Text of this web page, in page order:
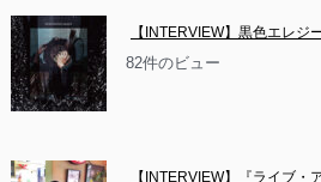
【INTERVIEW】黒色エレ
82件のビュー
【INTERVIEW】『ライブ